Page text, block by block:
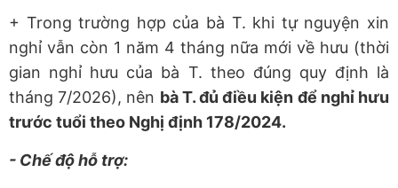
+ Trong trường hợp của bà T. khi tự nguyện xin
nghỉ vẫn còn 1 năm 4 tháng nữa mới về hưu (thời
gian nghỉ hưu của bà T. theo đúng quy định là
tháng 7/2026), nên bà T. đủ điều kiện để nghỉ hưu
trước tuổi theo Nghị định 178/2024.
- Chế độ hỗ trợ: